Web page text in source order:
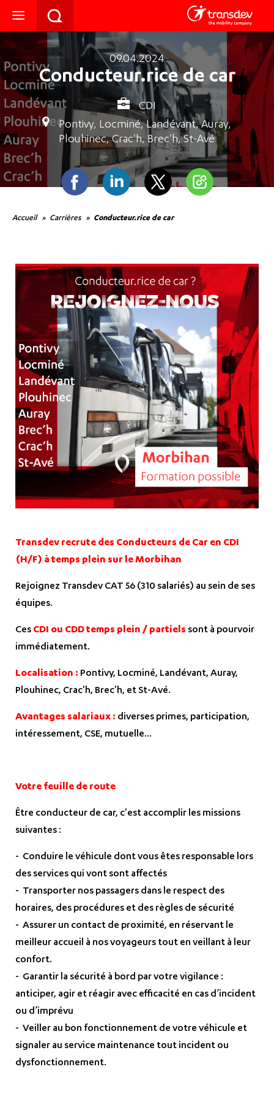
09.04.2024
Conducteur.rice de car
CDI
Pontivy, Locminé, Landévant, Auray,
Plouhinec, Crac'h, Brec'h, St-Avé
FacebookLinkedin Twitter Partager
Accueil Carrières Conducteur.rice de car
Transdev recrute des Conducteurs de Car en CDI
(H/F) à temps plein sur le Morbihan
Rejoignez Transdev CAT 56 (310 salariés) au sein de ses
équipes.
CesCDI ou CDD temps plein / partiels sont à pourvoir
immédiatement.
Localisation : Pontivy, Locminé, Landévant, Auray,
Plouhinec, Crac'h, Brec'h, et St-Avé.
Avantages salariaux : diverses primes, participation,
intéressement, CSE, mutuelle...
Votre feuille de route
Être conducteur de car, c'est accomplir les missions
suivantes :
- Conduire le véhicule dont vous êtes responsable lors
des services qui vont sont affectés
- Transporter nos passagers dans le respect des
horaires, des procédures et des règles de sécurité
- Assurer un contact de proximité, en réservant le
meilleur accueil à nos voyageurs tout en veillant à leur
confort.
- Garantir la sécurité à bord par votre vigilance :
anticiper, agir et réagir avec efficacité en cas d’incident
ou d’imprévu
- Veiller au bon fonctionnement de votre véhicule et
signaler au service maintenance tout incident ou
dysfonctionnement.